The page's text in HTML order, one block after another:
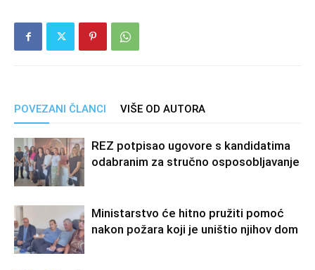
POVEZANI ČLANCI VIŠE OD AUTORA
REZ potpisao ugovore s kandidatima
odabranim za stručno osposobljavanje
Ministarstvo će hitno pružiti pomoć
nakon požara koji je uništio njihov dom